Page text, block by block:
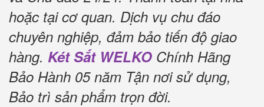
hoặc tại cơ quan. Dịch vụ chu đáo
chuyên nghiệp, đảm bảo tiến độ giao
hàng. Két Sắt WELKO Chính Hãng
Bảo Hành 05 năm Tận nơi sử dụng,
Bảo trì sản phẩm trọn đời.